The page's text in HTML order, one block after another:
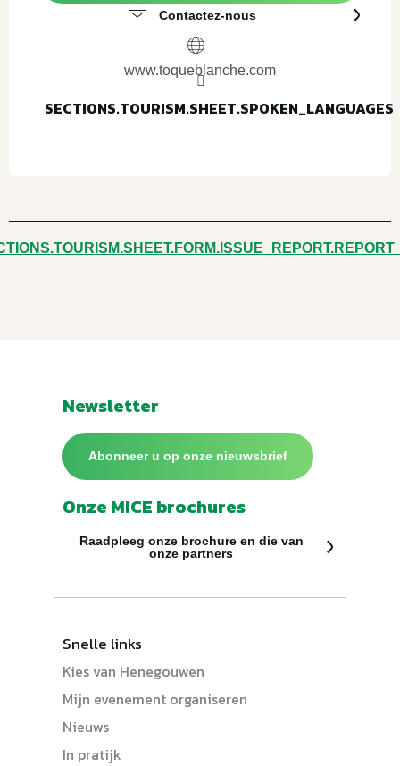
Contactez-nous
www.toqueblanche.com
SECTIONS.TOURISM.SHEET.SPOKEN_LANGUAGES
SECTIONS.TOURISM.SHEET.SPOKEN_LANGUAGES
Newsletter
Abonneer u op onze nieuwsbrief
Onze MICE brochures
Raadpleeg onze brochure en die van
onze partners
Snelle links
Kies van Henegouwen
Mijn evenement organiseren
Nieuws
In pratijk